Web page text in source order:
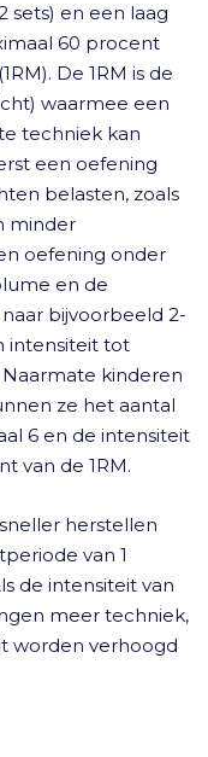
sets) en een laag
60 procent
De 1RM is de
waarmee een
techniek kan
een oefening
belasten, zoals
minder
oefening onder
en de
bijvoorbeeld 2-
intensiteit tot
kinderen
ze het aantal
6 en de intensiteit
van de 1RM.
herstellen
van 1
de intensiteit van
meer techniek,
worden verhoogd